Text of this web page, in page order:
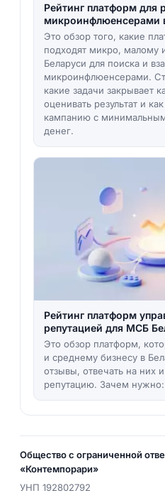
Рейтинг платформ для
микроинфлюенсерами
Это обзор того, какие
подходят микро, малому
Беларуси для поиска и
микроинфлюенсерами.
какие задачи закрывает
оценивать результат и
кампанию с
денег.
Рейтинг платформ
репутацией для МСБ
Это обзор платформ,
и среднему бизнесу в
отзывы, отвечать на них
репутацию. Зачем нужно:
Общество с ограниченной
«Контемпорари»
УНП 192802792